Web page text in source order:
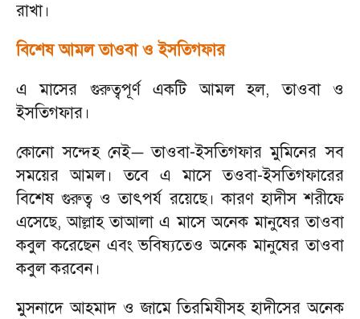
রাখা।
বিশেষ আমল তাওবা ও ইসতিগফার
এ মাসের গুরুত্বপূর্ণ একটি আমল হল,তাওবা ও
ইসতিগফার।
কোনো সন্দেহ নেই— তাওবা-ইসতিগফার মুমিনের সব
সময়ের আমল। তবে এ মাসে তওবা-ইসতিগফারের
বিশেষ গুরুত্ব ও তাৎপর্য রয়েছে। কারণ হাদীস শরীফে
এসেছে,আল্লাহ তাআলা এ মাসে অনেক মানুষের তাওবা
কবুল করেছেন এবং ভবিষ্যতেও অনেক মানুষের তাওবা
কবুল করবেন।
মুসনাদে আহমাদ ও জামে তিরমিযীসহ হাদীসের অনেক